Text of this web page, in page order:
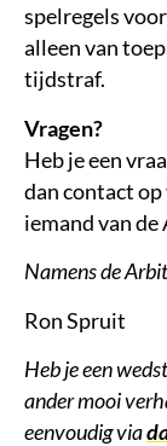
spelregels
alleen van
tijdstraf.
Vragen?
Heb je een
dan contact
iemand van
Namens de
Ron Spruit
Heb je een
ander mooi
eenvoudig via